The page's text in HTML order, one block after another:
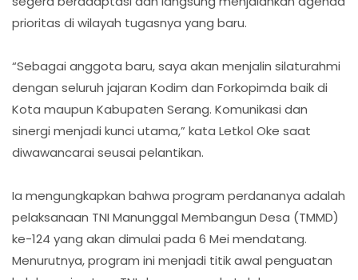
prioritas di wilayah tugasnya yang baru.
“Sebagai anggota baru, saya akan menjalin silaturahmi
dengan seluruh jajaran Kodim dan Forkopimda baik di
Kota maupun Kabupaten Serang. Komunikasi dan
sinergi menjadi kunci utama,” kata Letkol Oke saat
diwawancarai seusai pelantikan.
Ia mengungkapkan bahwa program perdananya adalah
pelaksanaan TNI Manunggal Membangun Desa (TMMD)
ke-124 yang akan dimulai pada 6 Mei mendatang.
Menurutnya, program ini menjadi titik awal penguatan